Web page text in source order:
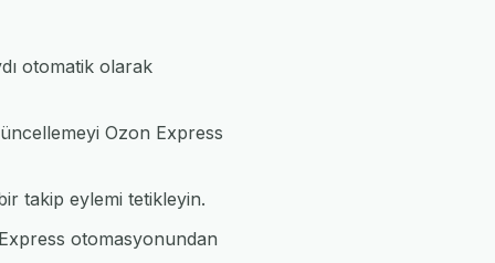
otomatik olarak
Ozon Express
takip eylemi tetikleyin.
otomasyonundan